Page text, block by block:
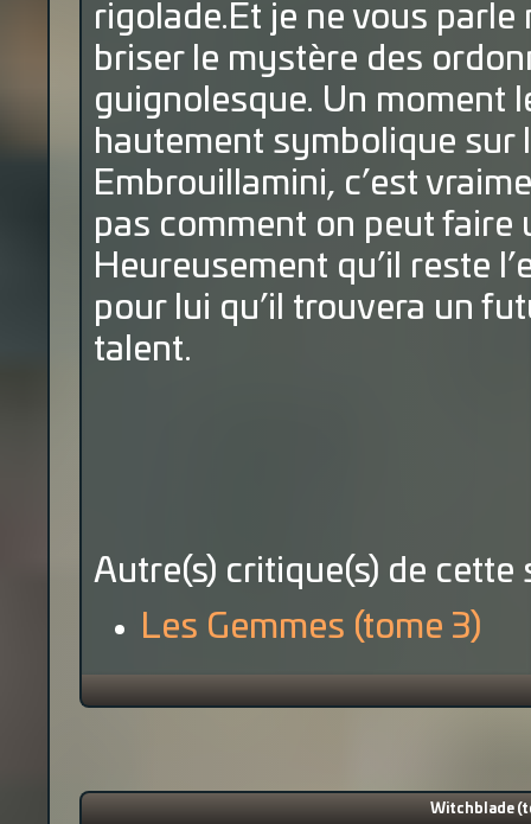
rigolade.Et je ne vous
briser le mystère des
guignolesque. Un moment
hautement symbolique sur
Embrouillamini, c’est
pas comment on peut faire
Heureusement qu’il reste
pour lui qu’il trouvera un
talent.
Autre(s) critique(s) de cette
Les Gemmes (tome 3)
Witchblade